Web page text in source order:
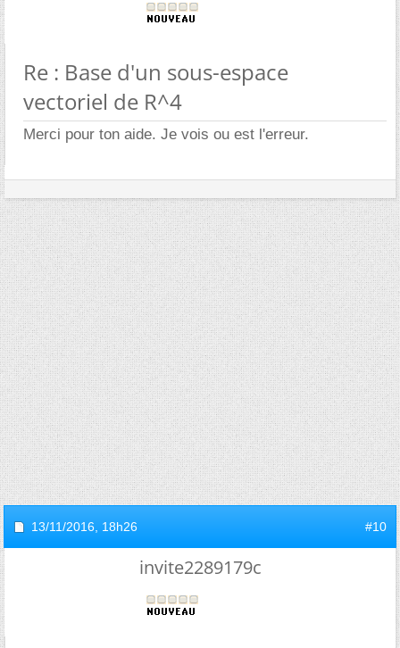
Re : Base d'un sous-espace
vectoriel de R^4
Merci pour ton aide. Je vois ou est l'erreur.
13/11/2016, 18h26 #10
invite2289179c